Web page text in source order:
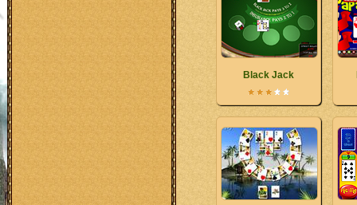
Black Jack